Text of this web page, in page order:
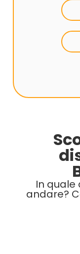
In quale
andare?